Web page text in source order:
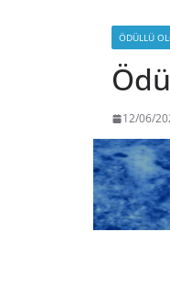
ÖDÜLLÜ
12/06/